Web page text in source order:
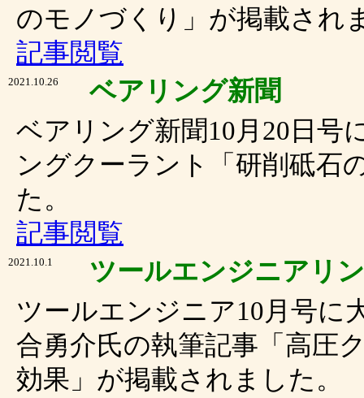
のモノづくり」が掲載され
記事閲覧
2021.10.26
ベアリング新聞
ベアリング新聞10月20日号
ングクーラント「研削砥石
た。
記事閲覧
2021.10.1
ツールエンジニアリ
ツールエンジニア10月号に
合勇介氏の執筆記事「高圧
効果」が掲載されました。